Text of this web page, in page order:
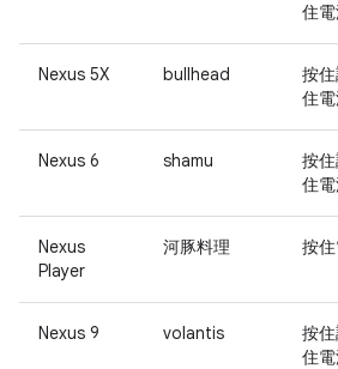
住
Nexus 5X bullhead 按住
住
Nexus 6 shamu 按住
住
Nexus
Player
河豚料理 按住
Nexus 9 volantis 按住
住